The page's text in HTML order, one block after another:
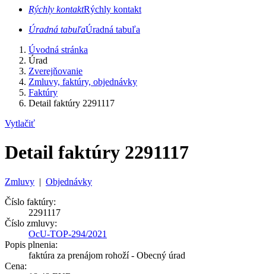
Rýchly kontaktRýchly kontakt
Úradná tabuľaÚradná tabuľa
Úvodná stránka
Úrad
Zverejňovanie
Zmluvy, faktúry, objednávky
Faktúry
Detail faktúry 2291117
Vytlačiť
Detail faktúry 2291117
Zmluvy | Objednávky
Číslo faktúry:
2291117
Číslo zmluvy:
OcU-TOP-294/2021
Popis plnenia:
faktúra za prenájom rohoží - Obecný úrad
Cena: